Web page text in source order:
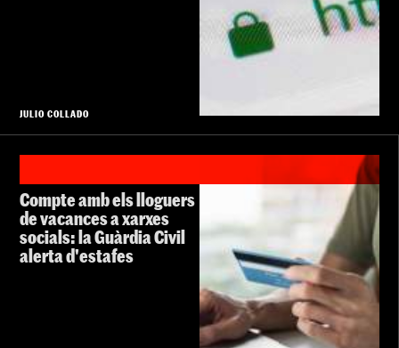
JULIO COLLADO
Compte amb els lloguers
de vacances a xarxes
socials: la Guàrdia Civil
alerta d'estafes